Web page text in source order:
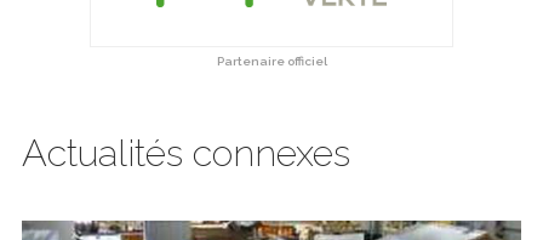
Partenaire officiel
Actualités connexes